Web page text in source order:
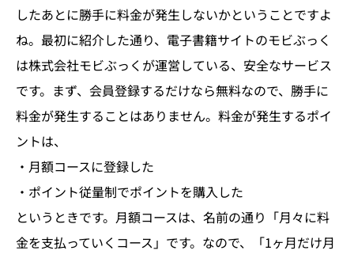
したあとに勝手に料金が発生しないかということですよ
ね。最初に紹介した通り、電子書籍サイトのモビぶっく
は株式会社モビぶっくが運営している、安全なサービス
です。まず、会員登録するだけなら無料なので、勝手に
料金が発生することはありません。料金が発生するポイ
ントは、
・月額コースに登録した
・ポイント従量制でポイントを購入した
というときです。月額コースは、名前の通り「月々に料
金を支払っていくコース」です。なので、「1ヶ月だけ月